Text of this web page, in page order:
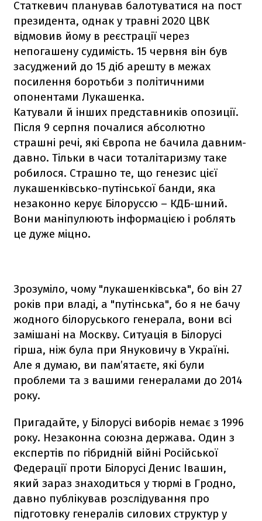
Статкевич планував балотуватися на пост
президента, однак у травні 2020 ЦВК
відмовив йому в реєстрації через
непогашену судимість. 15 червня він був
засуджений до 15 діб арешту в межах
посилення боротьби з політичними
опонентами Лукашенка.
Катували й інших представників опозиції.
Після 9 серпня почалися абсолютно
страшні речі, які Європа не бачила давним-
давно. Тільки в часи тоталітаризму таке
робилося. Страшно те, що генезис цієї
лукашенківсько-путінської банди, яка
незаконно керує Білоруссю – КДБ-шний.
Вони маніпулюють інформацією і роблять
це дуже міцно.
Зрозуміло, чому "лукашенківська", бо він 27
років при владі, а "путінська", бо я не бачу
жодного білоруського генерала, вони всі
замішані на Москву. Ситуація в Білорусі
гірша, ніж була при Януковичу в Україні.
Але я думаю, ви пам’ятаєте, які були
проблеми та з вашими генералами до 2014
року.
Пригадайте, у Білорусі виборів немає з 1996
року. Незаконна союзна держава. Один з
експертів по гібридній війні Російської
Федерації проти Білорусі Денис Івашин,
який зараз знаходиться у тюрмі в Гродно,
давно публікував розслідування про
підготовку генералів силових структур у